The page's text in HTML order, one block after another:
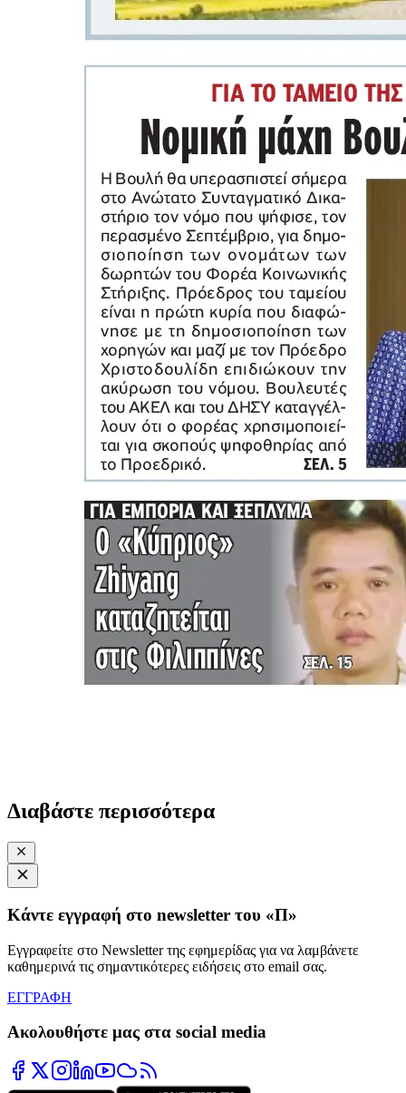
Διαβάστε περισσότερα
Κάντε εγγραφή στο newsletter του «Π»
Εγγραφείτε στο Newsletter της εφημερίδας για να λαμβάνετε
καθημερινά τις σημαντικότερες ειδήσεις στο email σας.
ΕΓΓΡΑΦΗ
Ακολουθήστε μας στα social media